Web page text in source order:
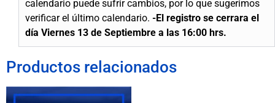
calendario puede sufrir cambios, por lo que sugerimos
verificar el último calendario. -El registro se cerrara el
día Viernes 13 de Septiembre a las 16:00 hrs.
Productos relacionados